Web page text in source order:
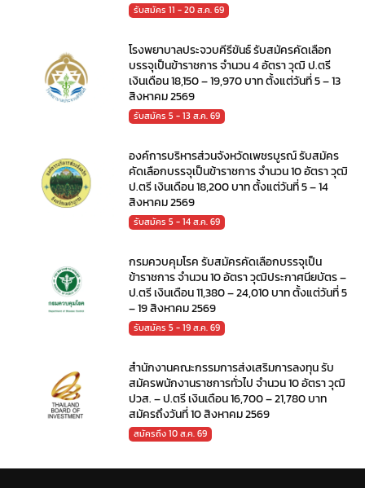
รับสมัคร 11 - 20 ส.ค. 69
โรงพยาบาลประจวบคีรีขันธ์ รับสมัครคัดเลือก
บรรจุเป็นข้าราชการ จำนวน 4 อัตรา วุฒิ ป.ตรี
เงินเดือน 18,150 – 19,970 บาท ตั้งแต่วันที่ 5 – 13
สิงหาคม 2569
รับสมัคร 5 - 13 ส.ค. 69
องค์การบริหารส่วนจังหวัดเพชรบูรณ์ รับสมัคร
คัดเลือกบรรจุเป็นข้าราชการ จำนวน 10 อัตรา วุฒิ
ป.ตรี เงินเดือน 18,200 บาท ตั้งแต่วันที่ 5 – 14
สิงหาคม 2569
รับสมัคร 5 - 14 ส.ค. 69
กรมควบคุมโรค รับสมัครคัดเลือกบรรจุเป็น
ข้าราชการ จำนวน 10 อัตรา วุฒิประกาศนียบัตร –
ป.ตรี เงินเดือน 11,380 – 24,010 บาท ตั้งแต่วันที่ 5
– 19 สิงหาคม 2569
รับสมัคร 5 - 19 ส.ค. 69
สำนักงานคณะกรรมการส่งเสริมการลงทุน รับ
สมัครพนักงานราชการทั่วไป จำนวน 10 อัตรา วุฒิ
ปวส. – ป.ตรี เงินเดือน 16,700 – 21,780 บาท
สมัครถึงวันที่ 10 สิงหาคม 2569
สมัครถึง 10 ส.ค. 69